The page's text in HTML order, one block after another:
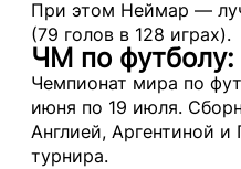
При этом Неймар —
(79 голов в 128 играх).
ЧМ по футболу:
Чемпионат мира по
июня по 19 июля.
Англией, Аргентиной
турнира.